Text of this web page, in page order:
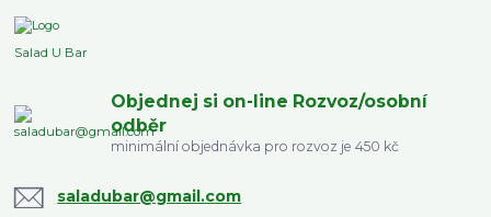
Salad U Bar
Objednej si on-line Rozvoz/osobní
odběr
minimální objednávka pro rozvoz je 450 kč
saladubar@gmail.com